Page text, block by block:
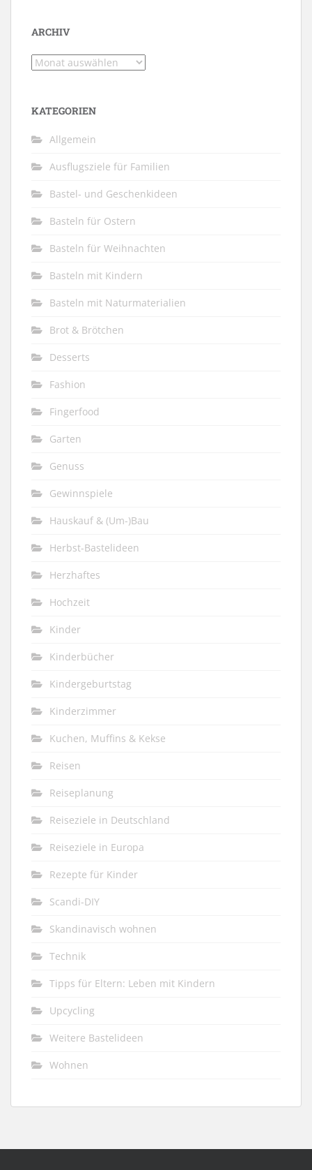
ARCHIV
Archiv
KATEGORIEN
Allgemein
Ausflugsziele für Familien
Bastel- und Geschenkideen
Basteln für Ostern
Basteln für Weihnachten
Basteln mit Kindern
Basteln mit Naturmaterialien
Brot & Brötchen
Desserts
Fashion
Fingerfood
Garten
Genuss
Gewinnspiele
Hauskauf & (Um-)Bau
Herbst-Bastelideen
Herzhaftes
Hochzeit
Kinder
Kinderbücher
Kindergeburtstag
Kinderzimmer
Kuchen, Muffins & Kekse
Reisen
Reiseplanung
Reiseziele in Deutschland
Reiseziele in Europa
Rezepte für Kinder
Scandi-DIY
Skandinavisch wohnen
Technik
Tipps für Eltern: Leben mit Kindern
Upcycling
Weitere Bastelideen
Wohnen